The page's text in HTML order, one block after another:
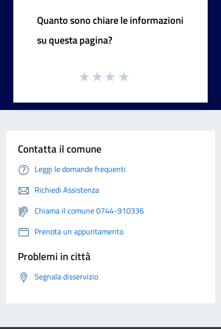
Quanto sono chiare le informazioni
su questa pagina?
Contatta il comune
Leggi le domande frequenti
Richiedi Assistenza
Chiama il comune 0744-910336
Prenota un appuntamento
Problemi in città
Segnala disservizio